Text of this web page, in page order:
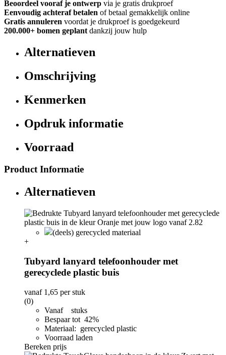
Beoordeel vooraf je ontwerp via je gratis drukproef
Eenvoudig achteraf betalen of betaal gemakkelijk online
Gratis annuleren voordat je drukproef is goedgekeurd
200.000+ bomen geplant dankzij jouw hulp
Alternatieven
Omschrijving
Kenmerken
Opdruk informatie
Voorraad
Product Informatie
Alternatieven
(deels) gerecycled materiaal
+
Tubyard lanyard telefoonhouder met
gerecyclede plastic buis
vanaf 1,65 per stuk
(0)
Vanaf stuks
Bespaar tot 42%
Materiaal: gerecycled plastic
Voorraad laden
Bereken prijs